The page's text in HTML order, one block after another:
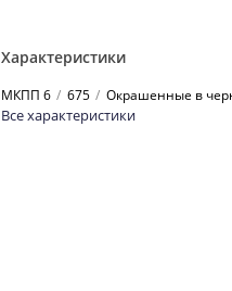
Характеристики
МКПП 6 675 Окрашенные в
Все характеристики